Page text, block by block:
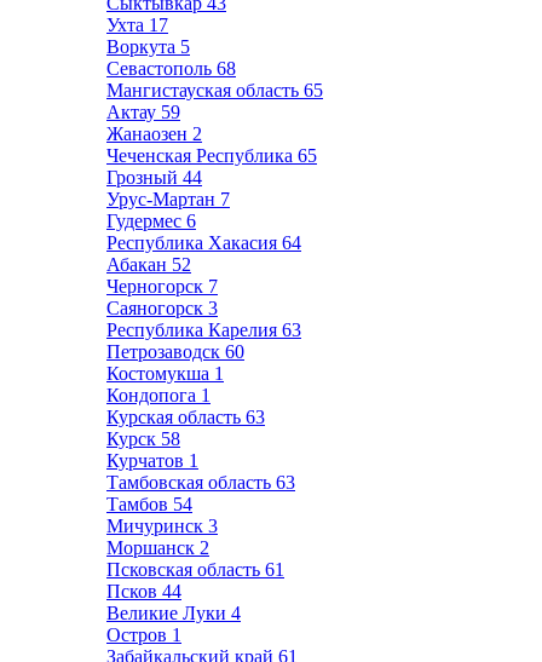
Ухта 17
Воркута 5
Севастополь 68
Мангистауская область 65
Актау 59
Жанаозен 2
Чеченская Республика 65
Грозный 44
Урус-Мартан 7
Гудермес 6
Республика Хакасия 64
Абакан 52
Черногорск 7
Саяногорск 3
Республика Карелия 63
Петрозаводск 60
Костомукша 1
Кондопога 1
Курская область 63
Курск 58
Курчатов 1
Тамбовская область 63
Тамбов 54
Мичуринск 3
Моршанск 2
Псковская область 61
Псков 44
Великие Луки 4
Остров 1
Забайкальский край 61